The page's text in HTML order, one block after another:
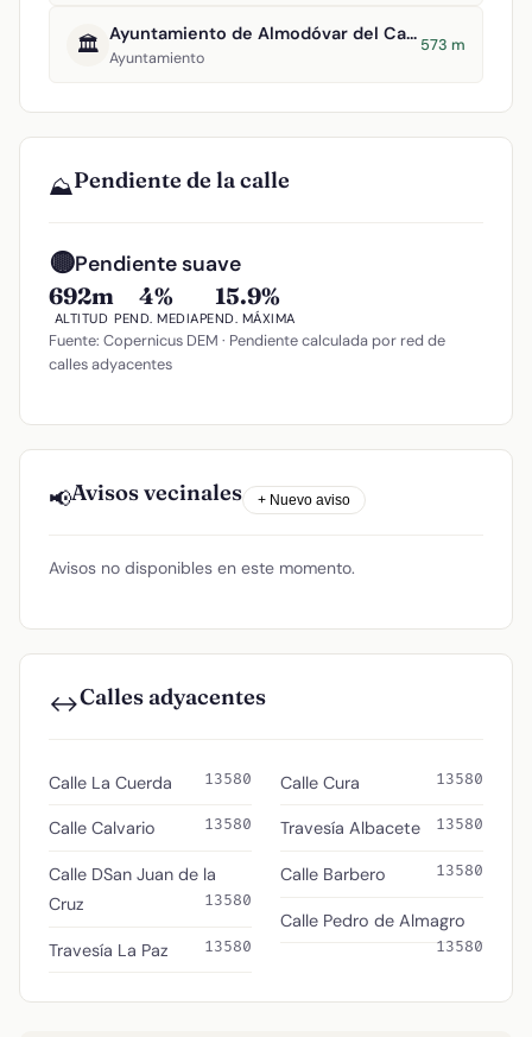
🏛️ Ayuntamiento de Almodóvar del Campo
Ayuntamiento
573 m
⛰️Pendiente de la calle
🟡Pendiente suave
692m
ALTITUD
4%
PEND. MEDIA
15.9%
PEND. MÁXIMA
Fuente: Copernicus DEM · Pendiente calculada por red de
calles adyacentes
📢Avisos vecinales + Nuevo aviso
Avisos no disponibles en este momento.
↔️Calles adyacentes
Calle La Cuerda 13580
Calle Calvario 13580
Calle DSan Juan de la
Cruz
13580
Travesía La Paz 13580
Calle Cura 13580
Travesía Albacete 13580
Calle Barbero 13580
Calle Pedro de Almagro
13580